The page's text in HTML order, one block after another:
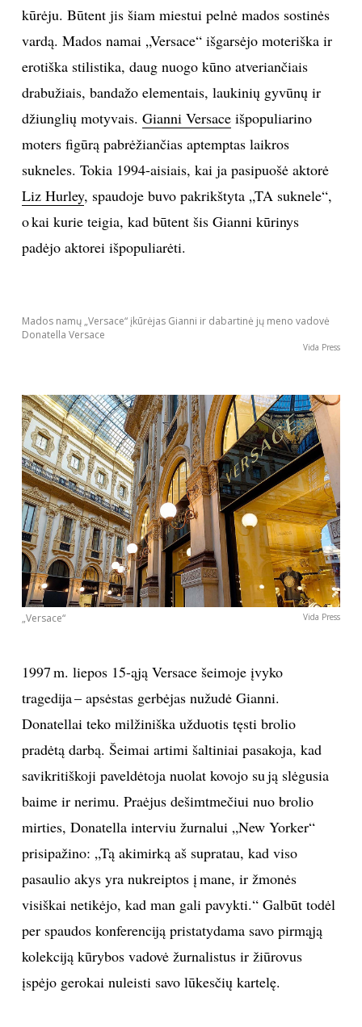
kūrėju. Būtent jis šiam miestui pelnė mados sostinės
vardą. Mados namai „Versace“ išgarsėjo moteriška ir
erotiška stilistika, daug nuogo kūno atveriančiais
drabužiais, bandažo elementais, laukinių gyvūnų ir
džiunglių motyvais. Gianni Versaceišpopuliarino
moters figūrą pabrėžiančias aptemptas laikros
sukneles. Tokia 1994-aisiais, kai ja pasipuošė aktorė
Liz Hurley, spaudoje buvo pakrikštyta „TA suknele“,
o kai kurie teigia, kad būtent šis Gianni kūrinys
padėjo aktorei išpopuliarėti.
Mados namų „Versace“ įkūrėjas Gianni ir dabartinė jų meno vadovė
Donatella Versace